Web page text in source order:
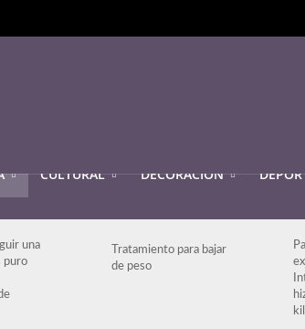
CULTURAL DECORACIÓN
una
puro
Tratamiento para bajar
de peso